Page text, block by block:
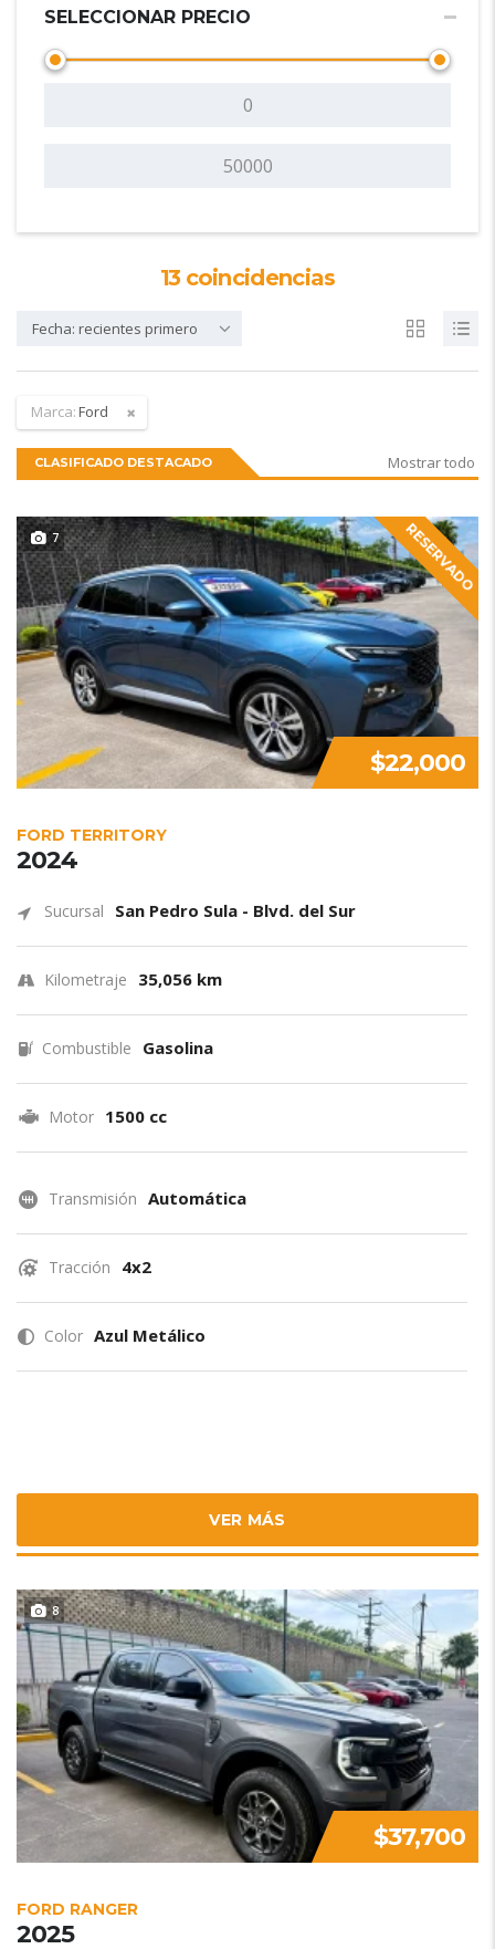
SELECCIONAR PRECIO
13coincidencias
Fecha: recientes primero
Marca:Ford
CLASIFICADO DESTACADO Mostrar todo
7 RESERVADO
$22,000
FORD TERRITORY
2024
Sucursal San Pedro Sula - Blvd. del Sur
Kilometraje 35,056 km
Combustible Gasolina
Motor 1500 cc
Transmisión Automática
Tracción 4x2
Color Azul Metálico
VER MÁS
8
$37,700
FORD RANGER
2025